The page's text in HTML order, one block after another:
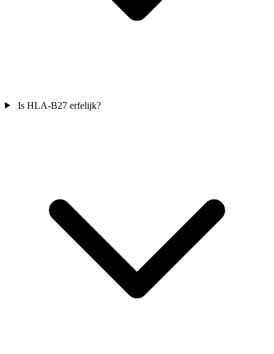
Is HLA-B27 erfelijk?